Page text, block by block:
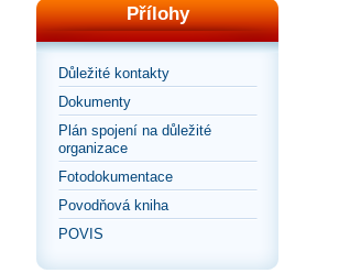
Přílohy
Důležité kontakty
Dokumenty
Plán spojení na důležité
organizace
Fotodokumentace
Povodňová kniha
POVIS